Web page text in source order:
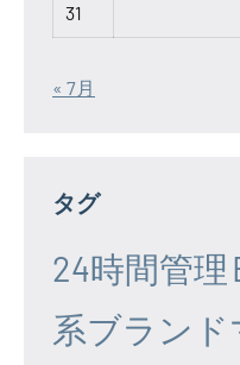
31
« 7月
タグ
24時間管理
系ブラン